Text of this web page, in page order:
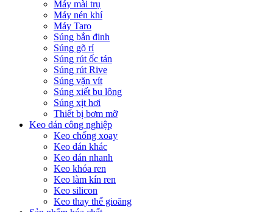
Máy mài trụ
Máy nén khí
Máy Taro
Súng bắn đinh
Súng gõ rỉ
Súng rút ốc tán
Súng rút Rive
Súng vặn vít
Súng xiết bu lông
Súng xịt hơi
Thiết bị bơm mỡ
Keo dán công nghiệp
Keo chống xoay
Keo dán khác
Keo dán nhanh
Keo khóa ren
Keo làm kín ren
Keo silicon
Keo thay thế gioăng